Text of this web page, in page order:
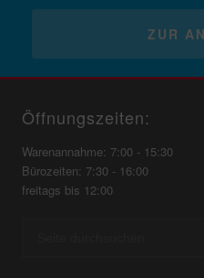
ZUR
Öffnungszeiten:
Warenannahme: 7:00 - 15:30
Bürozeiten: 7:30 - 16:00
freitags bis 12:00